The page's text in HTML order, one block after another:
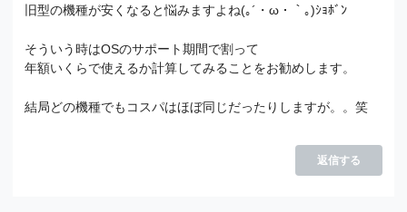
旧型の機種が安くなると悩みますよね(｡´・ω・｀｡)ｼｮﾎﾞﾝ
そういう時はOSのサポート期間で割って
年額いくらで使えるか計算してみることをお勧めします。
結局どの機種でもコスパはほぼ同じだったりしますが。。笑
返信する